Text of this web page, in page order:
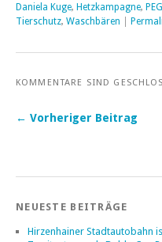
Daniela Kuge, Hetzkampagne,
Tierschutz, Waschbären
KOMMENTARE SIND
← Vorheriger Beitrag
NEUESTE BEITRÄGE
Hirzenhainer Stadtautobahn